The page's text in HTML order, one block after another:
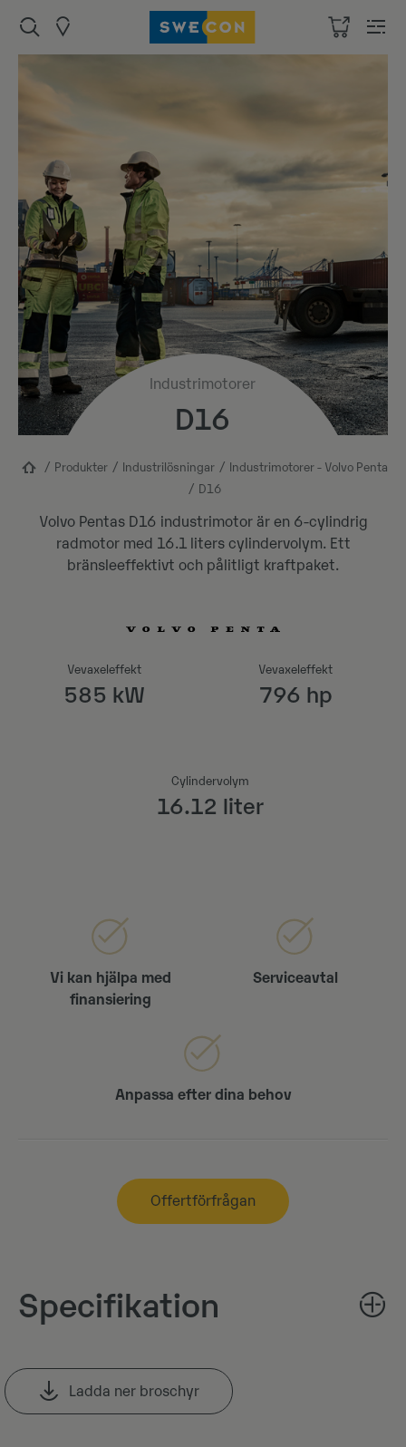
Industrimotorer
D16
Produkter Industrilösningar
Industrimotorer - Volvo Penta
D16
Volvo Pentas D16 industrimotor är en 6-cylindrig
radmotor med 16.1 liters cylindervolym. Ett
bränsleeffektivt och pålitligt kraftpaket.
Vevaxeleffekt
585 kW
Vevaxeleffekt
796 hp
Cylindervolym
16.12 liter
Vi kan hjälpa med
finansiering
Serviceavtal
Anpassa efter dina behov
Offertförfrågan
Specifikation
Ladda ner broschyr